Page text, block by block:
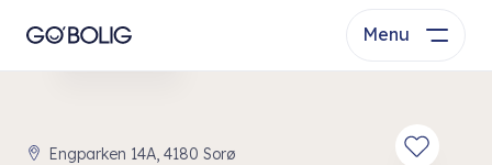
Menu
Se bolig
Engparken 14A, 4180 Sorø